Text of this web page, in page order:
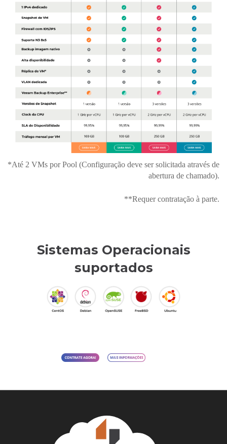
*Até 2 VMs por Pool (Configuração deve ser solicitada através de
abertura de chamado).
**Requer contratação à parte.
Sistemas Operacionais
suportados